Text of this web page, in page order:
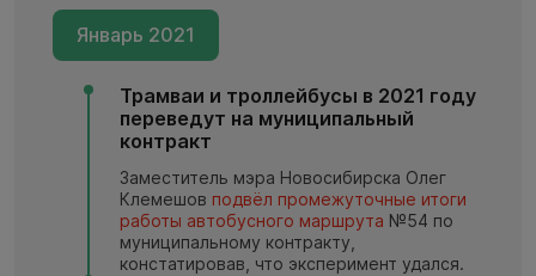
Январь 2021
Трамваи и троллейбусы в 2021 году
переведут на муниципальный
контракт
Заместитель мэра Новосибирска Олег
Клемешов подвёл промежуточные итоги
работы автобусного маршрута №54 по
муниципальному контракту,
констатировав, что эксперимент удался.